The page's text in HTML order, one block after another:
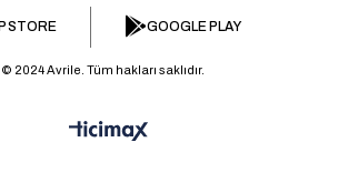
STORE GOOGLE PLAY
© 2024 Avrile. Tüm hakları saklıdır.